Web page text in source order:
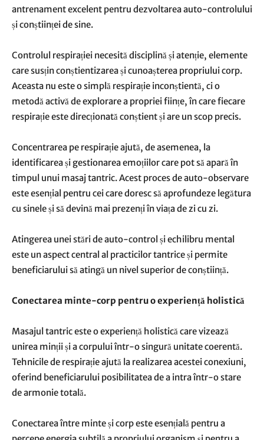
antrenament excelent pentru dezvoltarea auto-controlului
și conștiinței de sine.
Controlul respirației necesită disciplină și atenție, elemente
care susțin conștientizarea și cunoașterea propriului corp.
Aceasta nu este o simplă respirație inconștientă, ci o
metodă activă de explorare a propriei ființe, în care fiecare
respirație este direcționată conștient și are un scop precis.
Concentrarea pe respirație ajută, de asemenea, la
identificarea și gestionarea emoțiilor care pot să apară în
timpul unui masaj tantric. Acest proces de auto-observare
este esențial pentru cei care doresc să aprofundeze legătura
cu sinele și să devină mai prezenți în viața de zi cu zi.
Atingerea unei stări de auto-control și echilibru mental
este un aspect central al practicilor tantrice și permite
beneficiarului să atingă un nivel superior de conștiință.
Conectarea minte-corp pentru o experiență holistică
Masajul tantric este o experiență holistică care vizează
unirea minții și a corpului într-o singură unitate coerentă.
Tehnicile de respirație ajută la realizarea acestei conexiuni,
oferind beneficiarului posibilitatea de a intra într-o stare
de armonie totală.
Conectarea între minte și corp este esențială pentru a